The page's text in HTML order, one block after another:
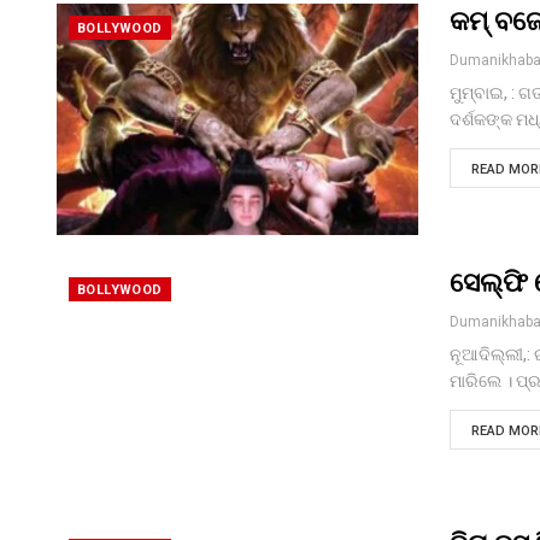
BOLLYWOOD କମ୍
ମୁମ୍ବାଇ, :
ଦର୍ଶକଙ୍କ
READ
BOLLYWOOD ସେଲ୍ଫି
ନୂଆଦିଲ୍ଲୀ,:
ମାରିଲେ ।
READ